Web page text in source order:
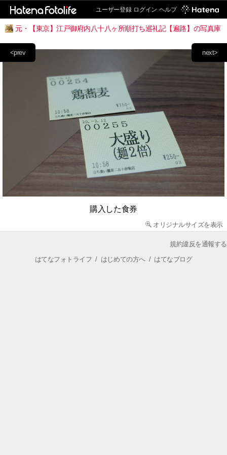
ユーザー登録 ログイン ヘルプ
元・【東京】江戸御府内八十八ヶ所順打ち巡礼記【遍路】の写真庫
next>
<prev
購入した食券
オリジナルサイズを表示
規約違反を通報する
はてなフォトライフ / はじめての方へ/ はてなブログ